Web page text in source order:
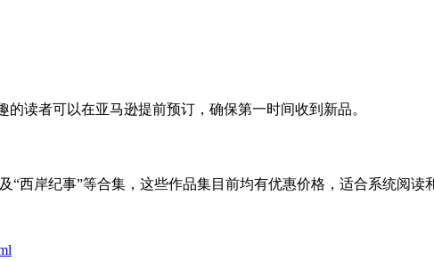
读者可以在亚马逊提前预订，确保第一时间收到新品。
“西岸纪事”等合集，这些作品集目前均有优惠价格，适合系统阅读